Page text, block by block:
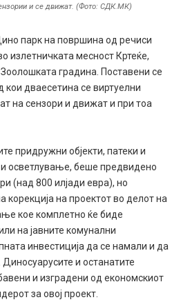
и се движат. (Фото: СДК.МК)
парк на површина од речиси
излетничката месност Кртеќе,
градина. Поставени се
кои дваесетина се виртуeлни
на сензори и движат и при тоа
придружни објекти, патеки и
осветлување, беше предвидено
(над 800 илјади евра), но
на проектот во делот на
кое комплетно ќе биде
на јавните комунални
инвестиција да се намали и да
и останатите
и изградени од економскиот
за овој проект.